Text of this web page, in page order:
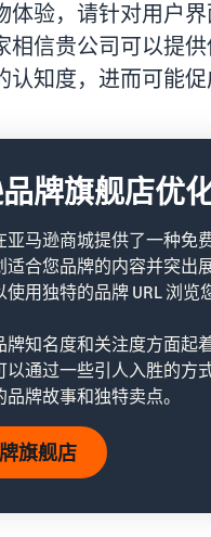
体验，请针对用户
相信贵公司可以提
知度，进而可能促
牌旗舰店优
亚马逊商城提供了一种免
适合您品牌的内容并突出
用独特的品牌 URL 浏览
牌知名度和关注度方面起
以通过一些引人入胜的方
牌故事和独特卖点。
旗舰店